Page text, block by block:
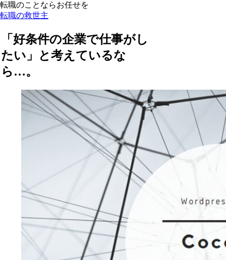
転職のことならお任せを
転職の救世主
「好条件の企業で仕事がし
たい」と考えているな
ら…。